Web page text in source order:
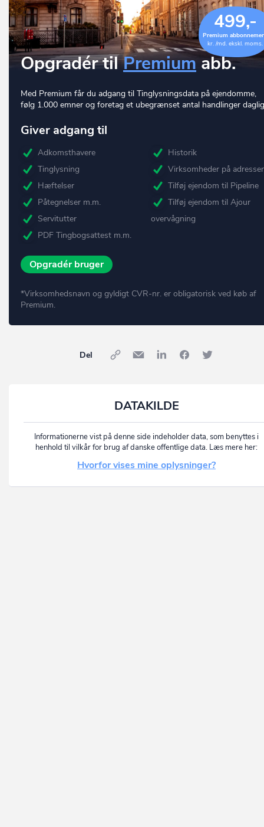
499,-
Premium
kr. /md. ekskl. moms.
Opgradér tilPremium abb.
Med Premium får du adgang til Tinglysningsdata på ejendomme,
følg 1.000 emner og foretag et ubegrænset antal handlinger
Giver adgang til
Adkomsthavere
Tinglysning
Hæftelser
Påtegnelser m.m.
Servitutter
PDF Tingbogsattest m.m.
Historik
Virksomheder på
Tilføj ejendom til Pipeline
Tilføj ejendom til Ajour
overvågning
Opgradér bruger
*Virksomhedsnavn og gyldigt CVR-nr. er obligatorisk ved køb af
Premium.
Del
DATAKILDE
Informationerne vist på denne side indeholder data, som benyttes i
henhold til vilkår for brug af danske offentlige data. Læs mere her:
Hvorfor vises mine oplysninger?